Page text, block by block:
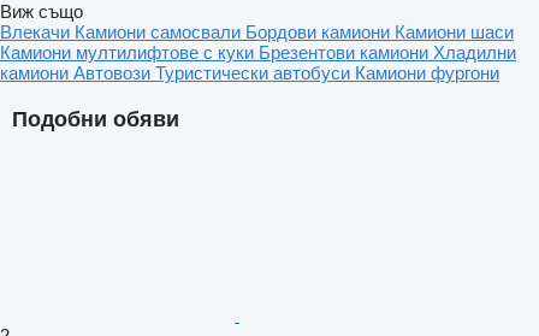
Подобни обяви
Виж също
Влекачи Камиони самосвали Бордови камиони Камиони шаси
Камиони мултилифтове с куки Брезентови камиони Хладилни
камиони Автовози Туристически автобуси Камиони фургони